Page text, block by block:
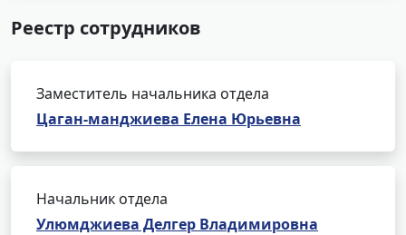
Реестр сотрудников
Заместитель начальника отдела
Цаган-манджиева Елена Юрьевна
Начальник отдела
Улюмджиева Делгер Владимировна